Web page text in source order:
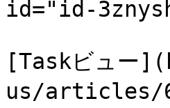
id="id-
[Taskビュ
us/articles/